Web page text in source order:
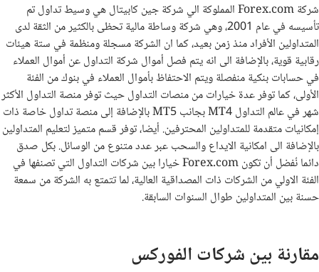
شركة Forex.com المملوكة الي شركة جين كابيتال هي وسيط تداول تم
تأسيسه في عام 2001، وهي شركة وساطة مالية تحظى بالكثير من الثقة لدى
المتداولين الأفراد منذ زمن بعيد، كما ان الشركة مسجلة ومنظمة في ستة هيئات
رقابية قوية، بالإضافة الى انه يتم فصل أموال شركة التداول عن أموال العملاء
في حسابات بنكية منفصلة ويتم الاحتفاظ بأموال العملاء في بنوك من الفئة
الأولى، كما توفر عدة خيارات من منصات التداول حيث توفر منصة التداول الأكثر
شهر في عالم التداول MT4 بجانب MT5 بالإضافة إلى منصة تداول خاصة ذات
إمكانيات متقدمة للمتداولين المحترفين. أيضا، توفر قسم متميز لتعليم المتداولين
بالإضافة الى امكانية الايداع والسحب عبر عدد متنوع من الوسائل. بكل صدق
دائما نُفضل أن تكون Forex.com خيارا بين شركات التداول التي تصنفها في
الفئة الاولي من الشركات ذات المصداقية العالية، لما تتمتع به الشركة من سمعة
حسنة بين المتداولين طوال السنوات السابقة.
مقارنة بين شركات الفوركس